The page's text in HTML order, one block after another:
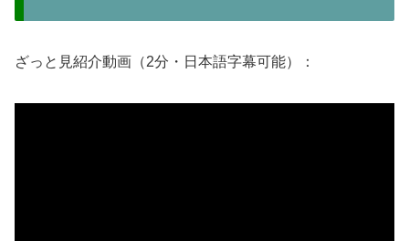
ざっと見紹介動画（2分・日本語字幕可能）：